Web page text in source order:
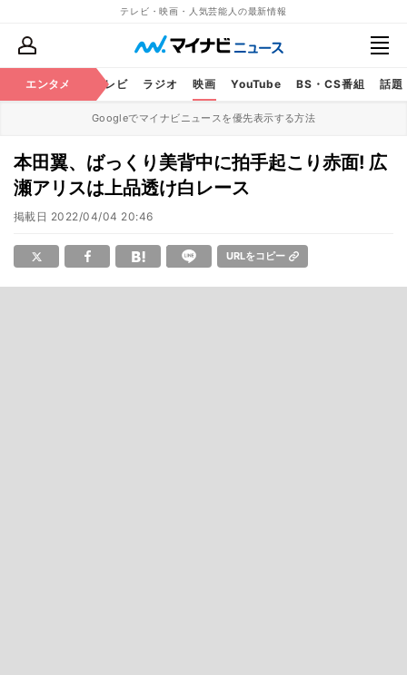
テレビ・映画・人気芸能人の最新情報
エンタメ
芸能 テレビ ラジオ 映画 YouTube BS・CS番組 話題
Googleでマイナビニュースを優先表示する方法
本田翼、ばっくり美背中に拍手起こり赤面! 広
瀬アリスは上品透け白レース
掲載日 2022/04/04 20:46
URLをコピー